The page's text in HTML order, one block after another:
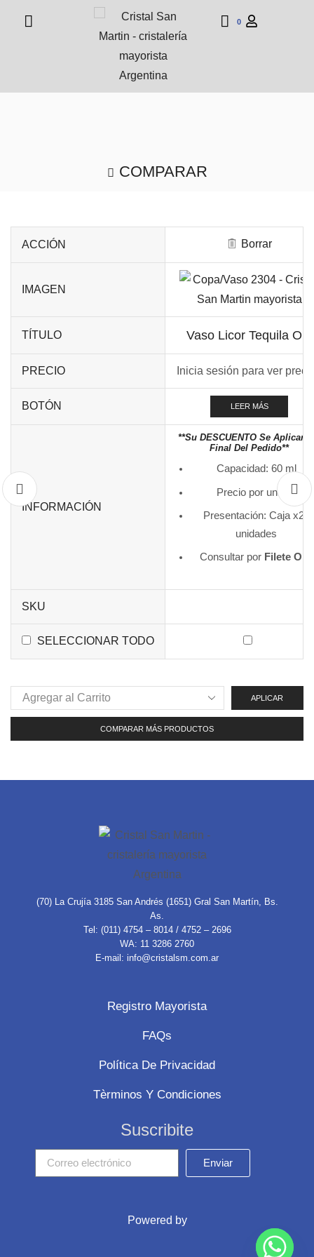
0
COMPARAR
ACCIÓN Borrar
IMAGEN
TÍTULO Vaso Licor Tequila Ole
PRECIO Inicia sesión para ver
BOTÓN LEER MÁS
INFORMACIÓN
**Su DESCUENTO Se Aplicará
Final Del Pedido**
Capacidad: 60 ml
Precio por unidad
Presentación: Caja x24
unidades
Consultar por Filete Oro
SKU
SELECCIONAR TODO
APLICAR
COMPARAR MÁS PRODUCTOS
(70) La Crujía 3185 San Andrés (1651) Gral San Martín, Bs.
As.
Tel: (011) 4754 – 8014 / 4752 – 2696
WA: 11 3286 2760
E-mail: info@cristalsm.com.ar
Registro Mayorista
FAQs
Política De Privacidad
Tèrminos Y Condiciones
Suscribite
Enviar
Powered by